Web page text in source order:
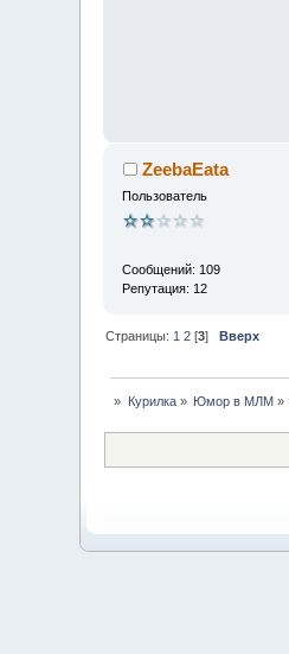
ZeebaEata
Пользователь
Сообщений: 109
Репутация: 12
Страницы: 1 2 [3]Вверх
» Курилка» Юмор в МЛМ »